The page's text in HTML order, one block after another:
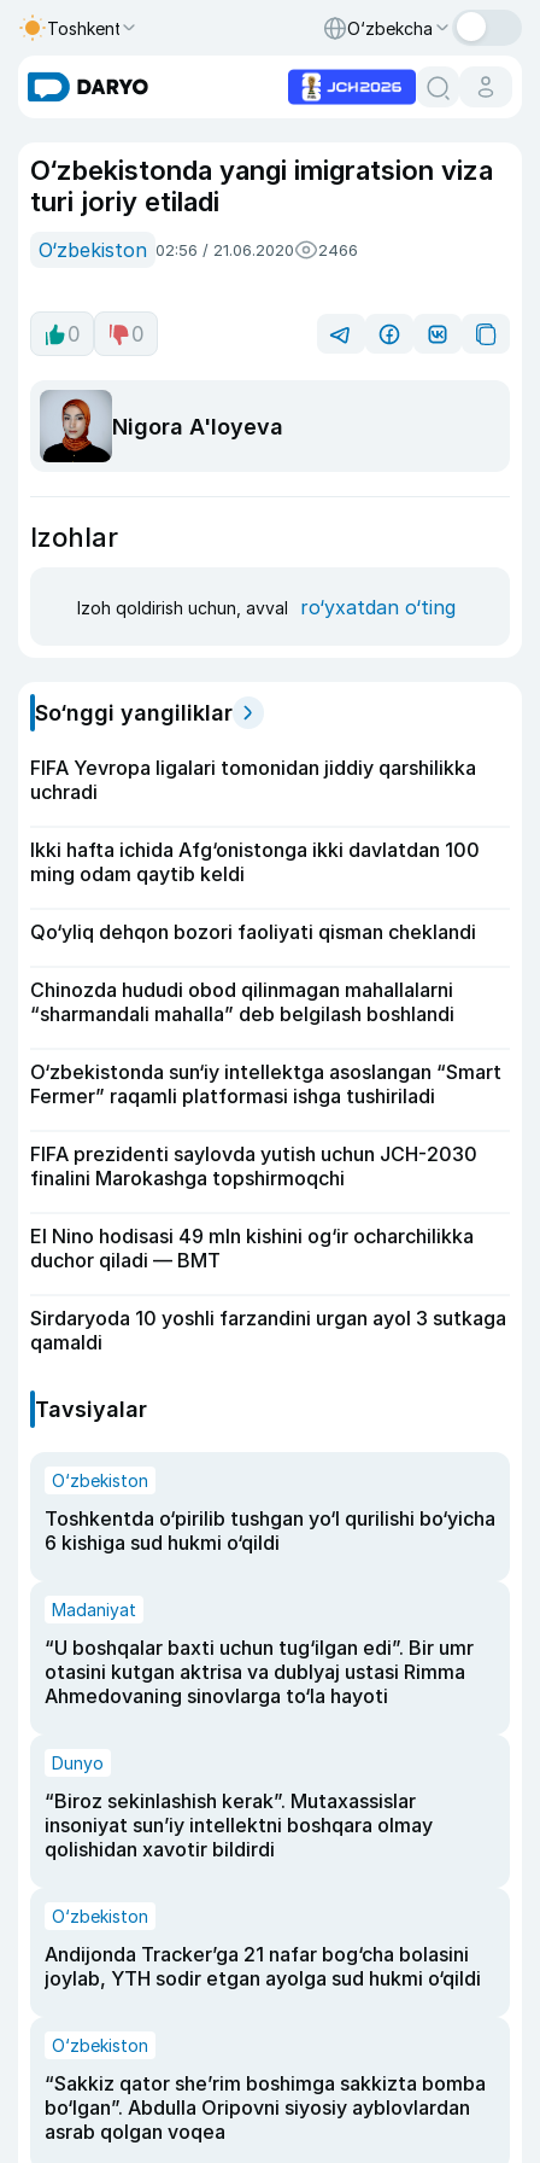
Toshkent O‘zbekcha
O‘zbekistonda yangi imigratsion viza
turi joriy etiladi
O‘zbekiston 02:56 / 21.06.2020 2466
0 0
Nigora A'loyeva
Izohlar
Izoh qoldirish uchun, avval ro‘yxatdan o‘ting
So‘nggi yangiliklar
FIFA Yevropa ligalari tomonidan jiddiy qarshilikka
uchradi
Ikki hafta ichida Afg‘onistonga ikki davlatdan 100
ming odam qaytib keldi
Qo‘yliq dehqon bozori faoliyati qisman cheklandi
Chinozda hududi obod qilinmagan mahallalarni
“sharmandali mahalla” deb belgilash boshlandi
O‘zbekistonda sun‘iy intellektga asoslangan “Smart
Fermer” raqamli platformasi ishga tushiriladi
FIFA prezidenti saylovda yutish uchun JCH-2030
finalini Marokashga topshirmoqchi
El Nino hodisasi 49 mln kishini og‘ir ocharchilikka
duchor qiladi — BMT
Sirdaryoda 10 yoshli farzandini urgan ayol 3 sutkaga
qamaldi
Tavsiyalar
O‘zbekiston
Toshkentda o‘pirilib tushgan yo‘l qurilishi bo‘yicha
6 kishiga sud hukmi o‘qildi
Madaniyat
“U boshqalar baxti uchun tug‘ilgan edi”. Bir umr
otasini kutgan aktrisa va dublyaj ustasi Rimma
Ahmedovaning sinovlarga to‘la hayoti
Dunyo
“Biroz sekinlashish kerak”. Mutaxassislar
insoniyat sun’iy intellektni boshqara olmay
qolishidan xavotir bildirdi
O‘zbekiston
Andijonda Tracker’ga 21 nafar bog‘cha bolasini
joylab, YTH sodir etgan ayolga sud hukmi o‘qildi
O‘zbekiston
“Sakkiz qator she’rim boshimga sakkizta bomba
bo‘lgan”. Abdulla Oripovni siyosiy ayblovlardan
asrab qolgan voqea